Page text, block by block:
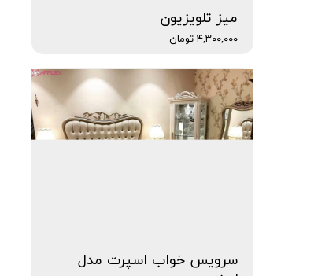
میز تلویزیون
۴,۳۰۰,۰۰۰ تومان
سرویس خواب اسپرت مدل